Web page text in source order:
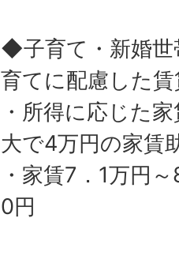
◆子育て・新婚世
育てに配慮した
・所得に応じた
大で4万円の家賃
・家賃7．1万円
0円